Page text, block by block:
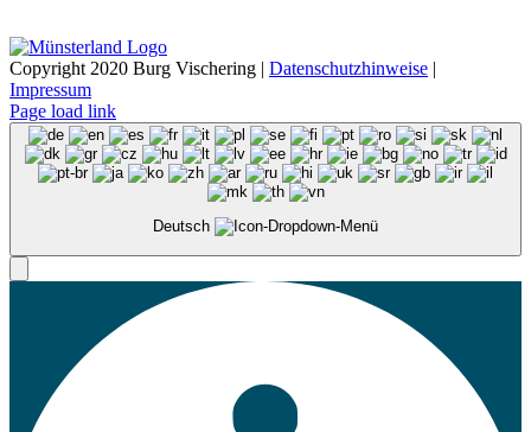
Copyright 2020 Burg Vischering | Datenschutzhinweise |
Impressum
Page load link
Deutsch